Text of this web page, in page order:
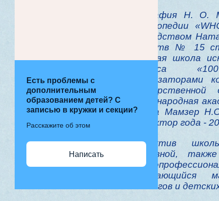
Есть проблемы с
дополнительным
образованием детей? С
записью в кружки и секции?
Расскажите об этом
Написать
Биография Н. О.
энциклопедии
руководством
искусств № 15
«Лучшая школа
конкурса
организаторами
Международная
а сама Мамзер
«Директор года -
Коллектив
Олеговной,
отличающийся
педагогов и